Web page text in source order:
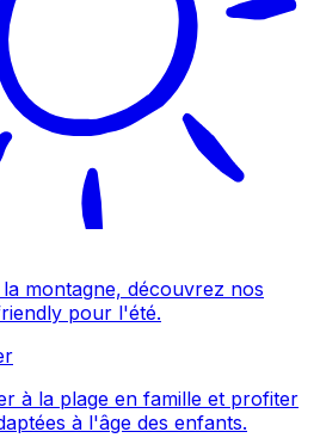
montagne, découvrez nos
pour l'été.
à la plage en famille et profiter
à l'âge des enfants.